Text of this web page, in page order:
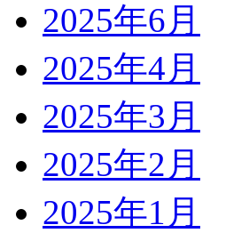
2025年6月
2025年4月
2025年3月
2025年2月
2025年1月